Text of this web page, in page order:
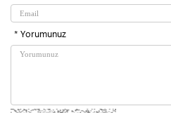
* Yorumunuz